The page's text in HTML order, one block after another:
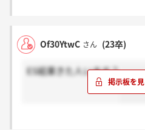
Of30YtwC さん (23卒)
ES結果きた人います？